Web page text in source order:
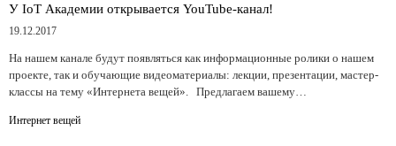
У IoT Академии открывается YouTube-канал!
19.12.2017
На нашем канале будут появляться как информационные ролики о нашем
проекте, так и обучающие видеоматериалы: лекции, презентации, мастер-
классы на тему «Интернета вещей». Предлагаем вашему…
Интернет вещей